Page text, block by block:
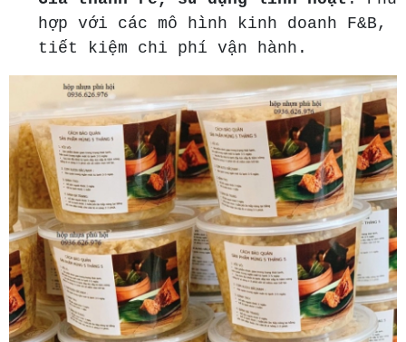
hợp với các mô hình kinh doanh F&B,
tiết kiệm chi phí vận hành.